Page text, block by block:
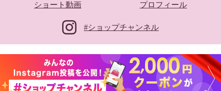
ショート動画 プロフィール
#ショップチャンネル